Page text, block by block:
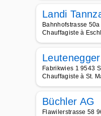
Landi
Bahnhofstrasse
Chauffagiste à
Fabrikwies 1 9543
Chauffagiste à St.
Büchler AG
Flawilerstrasse 58